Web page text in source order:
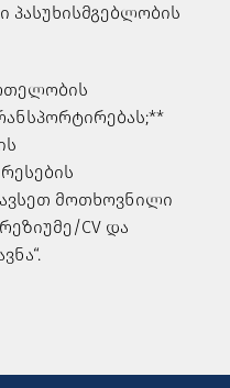
პასუხისმგებლობის
**
მოთხოვნილი
CV და